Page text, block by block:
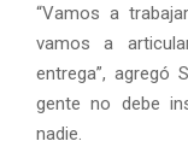
“Vamos a
vamos a
entrega”, agregó
gente no debe
nadie.